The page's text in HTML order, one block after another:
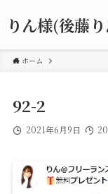
りん様(後藤
ホーム
92-2
2021年6月9日